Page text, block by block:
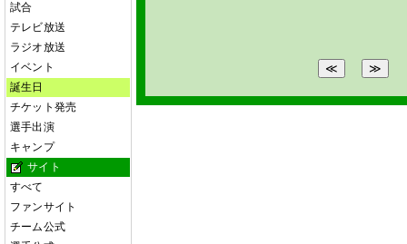
試合
テレビ放送
ラジオ放送
イベント
誕生日
チケット発売
選手出演
キャンプ
サイト
すべて
ファンサイト
チーム公式